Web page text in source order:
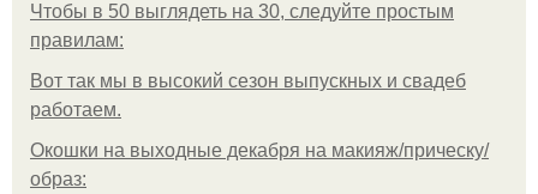
Чтобы в 50 выглядеть на 30, следуйте простым
правилам:
Вот так мы в высокий сезон выпускных и свадеб
работаем.
Окошки на выходные декабря на макияж/прическу/
образ: